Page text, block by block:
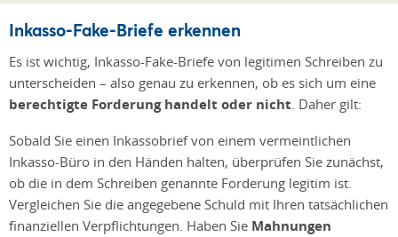
Inkasso-Fake-Briefe erkennen
Es ist wichtig, Inkasso-Fake-Briefe von legitimen Schreiben zu
unterscheiden – also genau zu erkennen, ob es sich um eine
berechtigte Forderung handelt oder nicht . Daher gilt:
Sobald Sie einen Inkassobrief von einem vermeintlichen
Inkasso-Büro in den Händen halten, überprüfen Sie zunächst,
ob die in dem Schreiben genannte Forderung legitim ist.
Vergleichen Sie die angegebene Schuld mit Ihren tatsächlichen
finanziellen Verpflichtungen. Haben Sie Mahnungen